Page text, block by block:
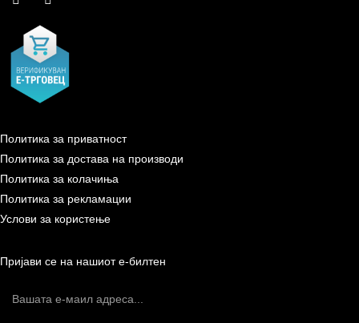
Политика за приватност
Политика за достава на производи
Политика за колачиња
Политика за рекламации
Услови за користење
Пријави се на нашиот е-билтен